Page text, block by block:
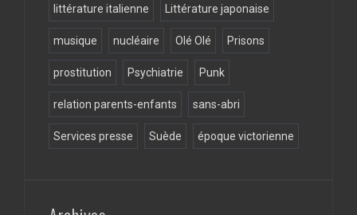
littérature italienne Littérature japonaise
musique nucléaire Olé Olé Prisons
prostitution Psychiatrie Punk
relation parents-enfants sans-abri
Services presse Suède époque victorienne